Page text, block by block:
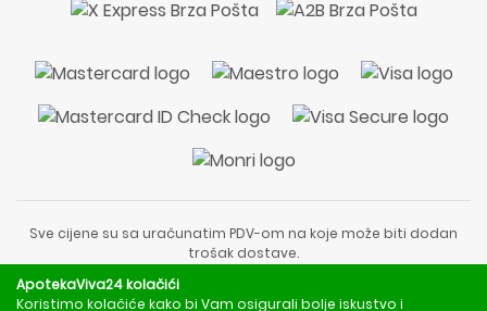
Sve cijene su sa uračunatim PDV-om na koje može biti dodan
trošak dostave.
liječnički pregled ili savjet farmaceuta.
ApotekaViva24 kolačići
Koristimo kolačiće kako bi Vam osigurali bolje iskustvo i